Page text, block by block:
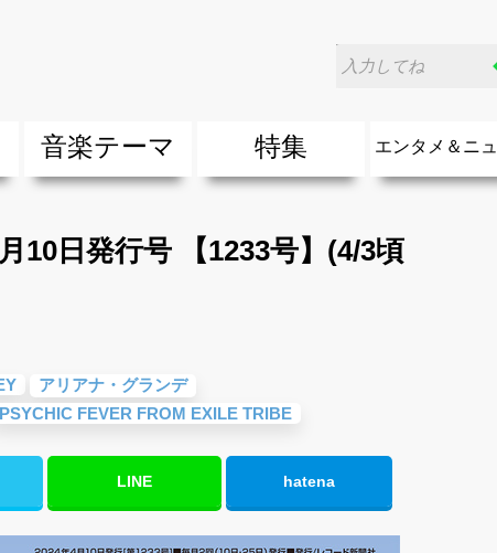
＆おすすめ
ック・ダンス・ミュージック)
ク
ク
スト
スト
エット・その他
ーソング)
2017年「洋楽」の人気＆おすすめ
音楽テーマ
最新のヒット曲&流行・話題の歌
人気曲&おすすめ
音楽ランキング
ラブソング(恋愛ソング)
応援ソング
バラード・歌詞が泣ける歌
友達&友情ソング・青春ソング
スポーツ・部活応援ソング
卒業ソング&入学ソング
10、20代に人気・話題・流行・おすすめな邦楽＆洋楽
SNS・音楽アプリで10・20代に人気&おすすめな曲
勉強・試験・受験応援ソング 知識に役立つ歌
春うた&桜ソング
夏歌(サマーソング)
ハロウィンソング&秋の歌
冬歌&クリスマスソング
元気が出る歌・やる気が出る曲・明るい曲・楽しい歌・勇
テンションが上がる歌&盛り上がる曲
大切な人に贈る歌&ありがとうソング(感謝の歌)
お別れの曲・旅立ちの歌
パーティーソング
ドライブ音楽BGM
カラオケ
誕生日ソング&お祝いの歌
ウェディングソング・結婚式の曲
メロディ・曲の雰囲気別
音楽BGM&メドレー
学校(行事・合唱)曲
発売年代別・年齢別 人気音楽
自然音BGM・癒しの音楽(リラックス・ヒーリング)
"総"アーティスト
特集
エンタメ
エンタメ＆ニ
音楽ニュース
エンタメニュ
10日発行号 【1233号】(4/3頃
アリアナ・グランデ
PSYCHIC FEVER FROM EXILE TRIBE
LINE hatena